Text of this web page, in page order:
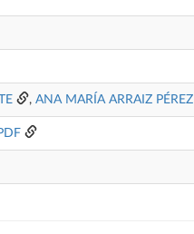
, ANA MARÍA ARRAIZ PÉREZ